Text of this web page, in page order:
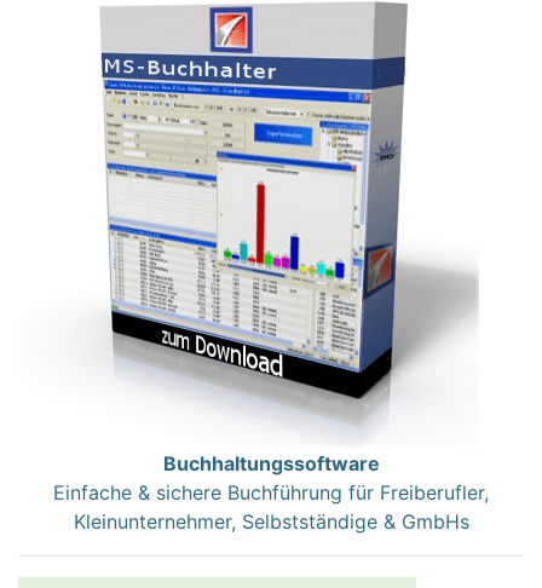
Buchhaltungssoftware
Einfache & sichere Buchführung für Freiberufler,
Kleinunternehmer, Selbstständige & GmbHs